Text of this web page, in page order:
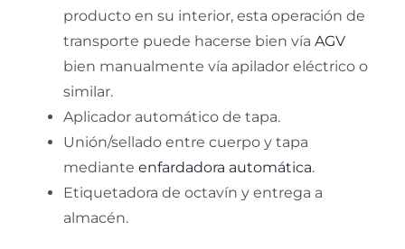
producto en su interior, esta operación de
transporte puede hacerse bien vía AGV
bien manualmente vía apilador eléctrico o
similar.
Aplicador automático de tapa.
Unión/sellado entre cuerpo y tapa
mediante enfardadora automática.
Etiquetadora de octavín y entrega a
almacén.